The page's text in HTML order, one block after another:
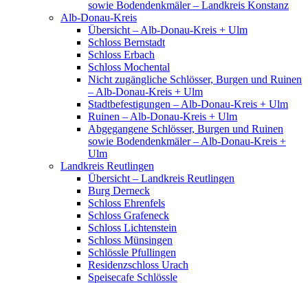
sowie Bodendenkmäler – Landkreis Konstanz
Alb-Donau-Kreis
Übersicht – Alb-Donau-Kreis + Ulm
Schloss Bernstadt
Schloss Erbach
Schloss Mochental
Nicht zugängliche Schlösser, Burgen und Ruinen
– Alb-Donau-Kreis + Ulm
Stadtbefestigungen – Alb-Donau-Kreis + Ulm
Ruinen – Alb-Donau-Kreis + Ulm
Abgegangene Schlösser, Burgen und Ruinen
sowie Bodendenkmäler – Alb-Donau-Kreis +
Ulm
Landkreis Reutlingen
Übersicht – Landkreis Reutlingen
Burg Derneck
Schloss Ehrenfels
Schloss Grafeneck
Schloss Lichtenstein
Schloss Münsingen
Schlössle Pfullingen
Residenzschloss Urach
Speisecafe Schlössle